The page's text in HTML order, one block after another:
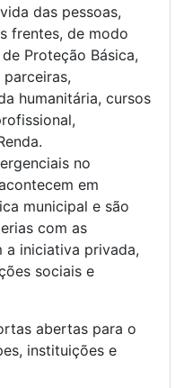
das pessoas,
frentes, de modo
Proteção Básica,
humanitária, cursos
no
em
municipal e são
com as
a iniciativa privada,
sociais e
abertas para o
instituições e